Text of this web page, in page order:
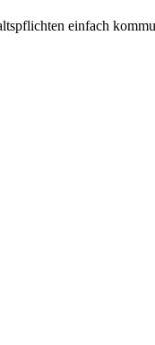
einfach